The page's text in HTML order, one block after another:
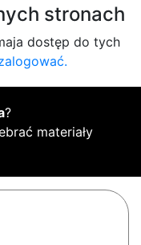
stronach
dostęp do tych
?
materiały